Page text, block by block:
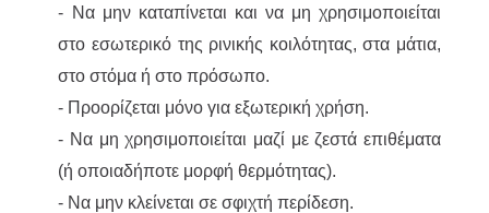
- Να μην καταπίνεται και να μη χρησιμοποιείται
στο εσωτερικό της ρινικής κοιλότητας, στα μάτια,
στο στόμα ή στο πρόσωπο.
- Προορίζεται μόνο για εξωτερική χρήση.
- Να μη χρησιμοποιείται μαζί με ζεστά επιθέματα
(ή οποιαδήποτε μορφή θερμότητας).
- Να μην κλείνεται σε σφιχτή περίδεση.